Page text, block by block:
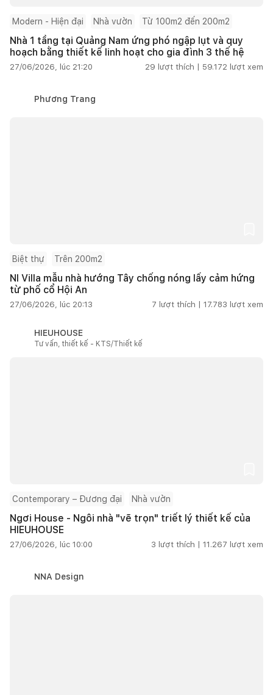
Modern - Hiện đại Nhà vườn Từ 100m2 đến 200m2
Nhà 1 tầng tại Quảng Nam ứng phó ngập lụt và quy
hoạch bằng thiết kế linh hoạt cho gia đình 3 thế hệ
27/06/2026, lúc 21:20 29 lượt thích | 59.172 lượt xem
Phương Trang
Biệt thự Trên 200m2
NI Villa mẫu nhà hướng Tây chống nóng lấy cảm hứng
từ phố cổ Hội An
27/06/2026, lúc 20:13 7 lượt thích | 17.783 lượt xem
HIEUHOUSE
Tư vấn, thiết kế - KTS/Thiết kế
Contemporary – Đương đại Nhà vườn
Ngơi House - Ngôi nhà "vẽ trọn" triết lý thiết kế của
HIEUHOUSE
27/06/2026, lúc 10:00 3 lượt thích | 11.267 lượt xem
NNA Design